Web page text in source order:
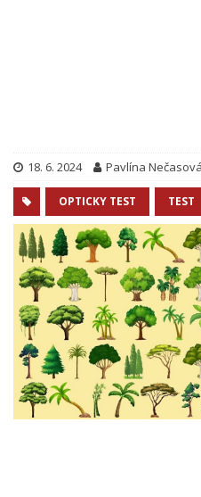
18. 6. 2024 Pavlína Nečasová
OPTICKY TEST TEST